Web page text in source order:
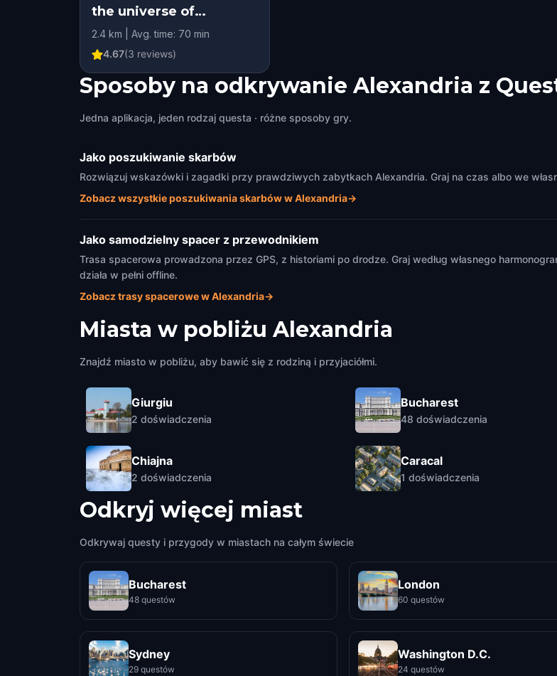
the universe of
construction: a journey
through time and space
with UTCB
2.4 km | Avg. time: 70 min
4.67(3 reviews)
Sposoby na odkrywanie Alexandria z
Jedna aplikacja, jeden rodzaj questa · różne sposoby gry.
Jako poszukiwanie skarbów
Rozwiązuj wskazówki i zagadki przy prawdziwych zabytkach Alexandria. Graj na czas albo we
Zobacz wszystkie poszukiwania skarbów w Alexandria→
Jako samodzielny spacer z przewodnikiem
Trasa spacerowa prowadzona przez GPS, z historiami po drodze. Graj według własnego
działa w pełni offline.
Zobacz trasy spacerowe w Alexandria→
Miasta w pobliżu Alexandria
Znajdź miasto w pobliżu, aby bawić się z rodziną i przyjaciółmi.
Giurgiu
2 doświadczenia
Chiajna
2 doświadczenia
Bucharest
48 doświadczenia
Caracal
1 doświadczenia
Odkryj więcej miast
Odkrywaj questy i przygody w miastach na całym świecie
Bucharest
48 questów
London
60 questów
Sydney
29 questów
Washington D.C.
24 questów